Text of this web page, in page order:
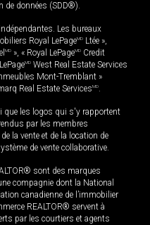
de données (SDD®).
Les bureaux
Royal LePageMD Ltée »,
MD », « Royal LePageMD Credit
MD West Real Estate Services
Mont-Tremblant »
Real Estate ServicesMD.
que les logos qui s'y rapportent
par les membres
la vente et de la location de
de vente collaborative.
sont des marques
compagnie dont la National
canadienne de l’immobilier
REALTOR® servent à
par les courtiers et agents